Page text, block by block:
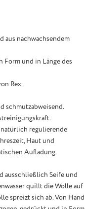
aus nachwachsendem
Form und in Länge des
Rex.
schmutzabweisend.
regulierende
Haut und
Aufladung.
ausschließlich Seife und
quillt die Wolle auf
spreizt sich ab. Von Hand